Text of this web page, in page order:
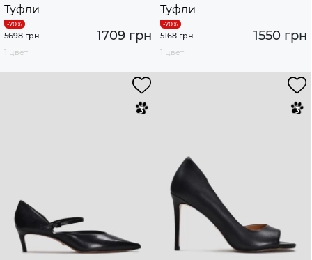
Туфли
1709 грн
5698 грн
1 цвет
Туфли
1550 грн
5168 грн
1 цвет